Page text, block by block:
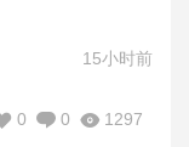
15小时前
1297
0
0